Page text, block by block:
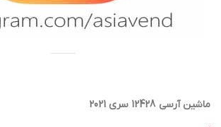
ماشین آرسی 12428 سری 2021